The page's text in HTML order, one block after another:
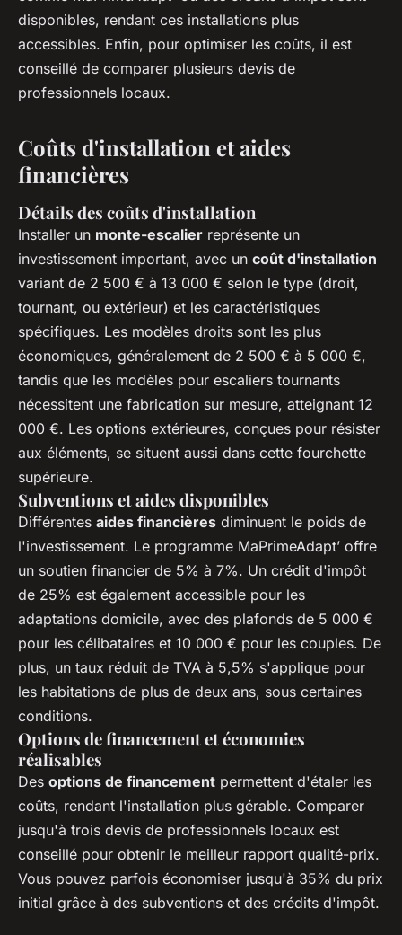
disponibles, rendant ces installations plus
accessibles. Enfin, pour optimiser les coûts, il est
conseillé de comparer plusieurs devis de
professionnels locaux.
Coûts d'installation et aides
financières
Détails des coûts d'installation
Installer un monte-escalier représente un
investissement important, avec un coût d'installation
variant de 2 500 € à 13 000 € selon le type (droit,
tournant, ou extérieur) et les caractéristiques
spécifiques. Les modèles droits sont les plus
économiques, généralement de 2 500 € à 5 000 €,
tandis que les modèles pour escaliers tournants
nécessitent une fabrication sur mesure, atteignant 12
000 €. Les options extérieures, conçues pour résister
aux éléments, se situent aussi dans cette fourchette
supérieure.
Subventions et aides disponibles
Différentes aides financières diminuent le poids de
l'investissement. Le programme MaPrimeAdapt’ offre
un soutien financier de 5% à 7%. Un crédit d'impôt
de 25% est également accessible pour les
adaptations domicile, avec des plafonds de 5 000 €
pour les célibataires et 10 000 € pour les couples. De
plus, un taux réduit de TVA à 5,5% s'applique pour
les habitations de plus de deux ans, sous certaines
conditions.
Options de financement et économies
réalisables
Des options de financement permettent d'étaler les
coûts, rendant l'installation plus gérable. Comparer
jusqu'à trois devis de professionnels locaux est
conseillé pour obtenir le meilleur rapport qualité-prix.
Vous pouvez parfois économiser jusqu'à 35% du prix
initial grâce à des subventions et des crédits d'impôt.